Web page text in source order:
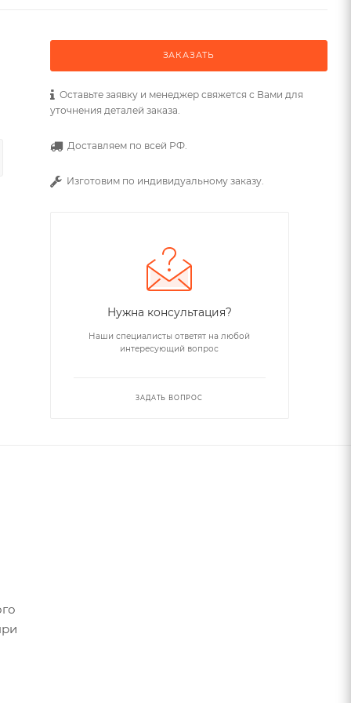
ЗАКАЗАТЬ
Оставьте заявку и менеджер свяжется с Вами для
уточнения деталей заказа.
Доставляем по всей РФ.
Изготовим по индивидуальному заказу.
Нужна консультация?
Наши специалисты ответят на любой
интересующий вопрос
ЗАДАТЬ ВОПРОС